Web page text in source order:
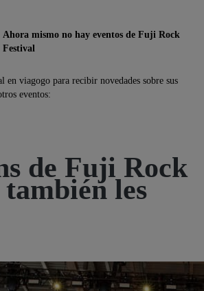
Ahora mismo no hay eventos de Fuji Rock
Festival
en viagogo para recibir novedades sobre sus
eventos:
de Fuji Rock
les